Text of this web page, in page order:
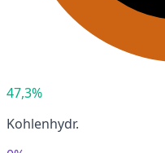
47,3%
Kohlenhydr.